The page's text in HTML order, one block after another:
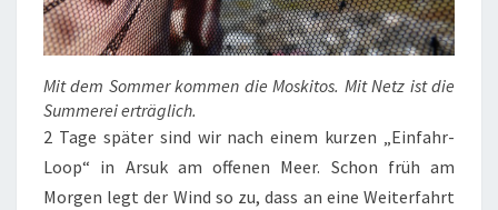
Mit dem Sommer kommen die Moskitos. Mit Netz ist die
Summerei erträglich.
2 Tage später sind wir nach einem kurzen „Einfahr-
Loop“ in Arsuk am offenen Meer. Schon früh am
Morgen legt der Wind so zu, dass an eine Weiterfahrt